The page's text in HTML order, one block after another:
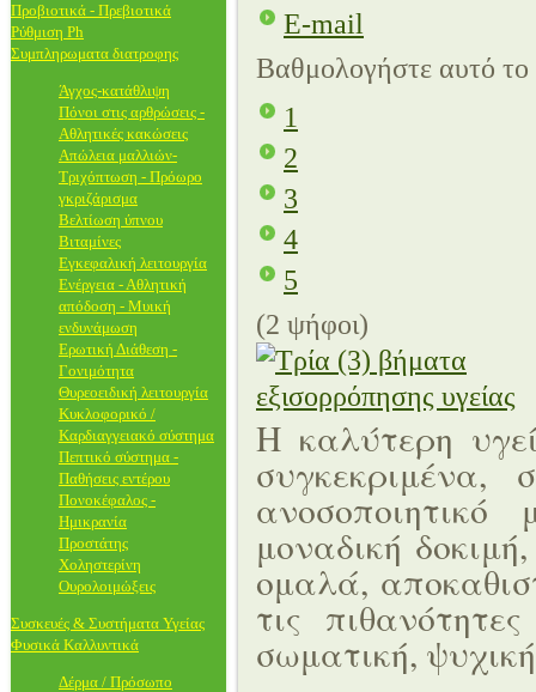
Προβιοτικά - Πρεβιοτικά
Ρύθμιση Ph
Συμπληρωματα διατροφης
Άγχος-κατάθλιψη
Πόνοι στις αρθρώσεις -
Αθλητικές κακώσεις
Απώλεια μαλλιών-
Τριχόπτωση - Πρόωρο
γκριζάρισμα
Βελτίωση ύπνου
Βιταμίνες
Εγκεφαλική λειτουργία
Ενέργεια - Αθλητική
απόδοση - Μυική
ενδυνάμωση
Ερωτική Διάθεση -
Γονιμότητα
Θυρεοειδική λειτουργία
Κυκλοφορικό /
Καρδιαγγειακό σύστημα
Πεπτικό σύστημα -
Παθήσεις εντέρου
Πονοκέφαλος -
Ημικρανία
Προστάτης
Χοληστερίνη
Ουρολοιμώξεις
Συσκευές & Συστήματα Υγείας
Φυσικά Καλλυντικά
Δέρμα / Πρόσωπο
E-mail
Βαθμολογήστε αυτό
1
2
3
4
5
(2 ψήφοι)
Η καλύτερη
μοναδική
ομαλά,
τις
σωματική,